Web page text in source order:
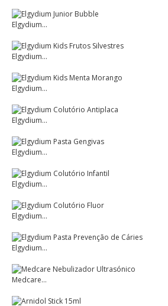
Elgydium...
Elgydium...
Elgydium...
Elgydium...
Elgydium...
Elgydium...
Elgydium...
Elgydium...
Medcare...